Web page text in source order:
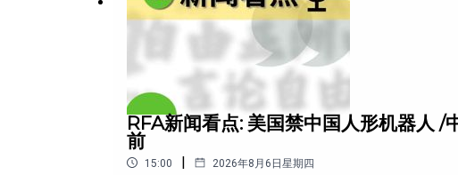
RFA新闻看点: 美国禁中国人形机器人
前
15:00 | 2026年8月6日星期四